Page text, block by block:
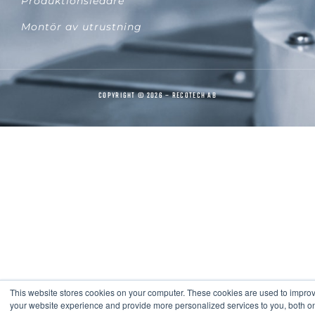
This website stores cookies on your computer. These cookies are used to
your website experience and provide more personalized services to you, both
Montör av utrustning
COPYRIGHT © 2026 – RECOTECH AB